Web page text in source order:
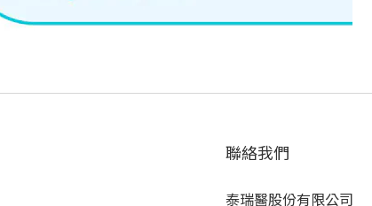
聯絡我們
泰瑞醫股份有限公司